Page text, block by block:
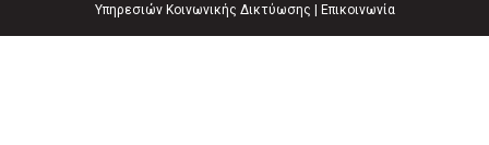
Υπηρεσιών Κοινωνικής Δικτύωσης
Επικοινωνία